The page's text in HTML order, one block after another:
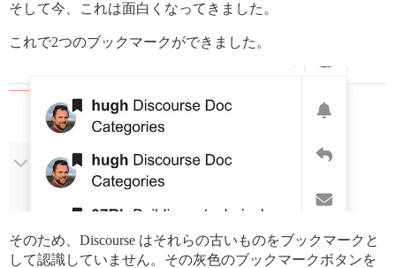
そして今、これは面白くなってきました。
これで2つのブックマークができました。
そのため、Discourse はそれらの古いものをブックマークと
して認識していません。その灰色のブックマークボタンを